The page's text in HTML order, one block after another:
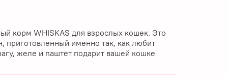
корм WHISKAS для взрослых кошек. Это
приготовленный именно так, как любит
желе и паштет подарит вашей кошке